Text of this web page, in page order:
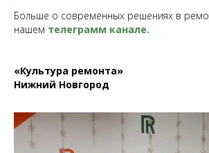
Больше о современных решениях в
нашем телеграмм канале.
«Культура ремонта»
Нижний Новгород